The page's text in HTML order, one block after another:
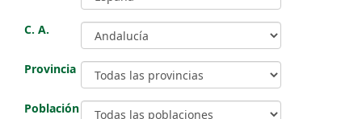
C. A.
Provincia
Población